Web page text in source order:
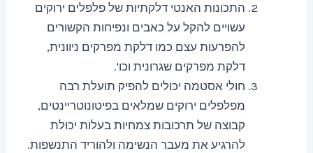
התכונות האנטי דלקתיות של פלפלים ירוקים
עשויים להקל על כאבים ונפיחות הקשורים
להפרעות עצם כמו דלקת מפרקים ניוונית,
דלקת מפרקים שגרונית וכו'.
חולי אסטמה יכולים להפיק תועלת רבה
מפלפלים ירוקים שמלאים בפיטונוטריינטים,
קבוצה של תרכובות צמחיות בעלות יכולת
להרגיע את מעבר הנשימה ולהוריד התנשפות.